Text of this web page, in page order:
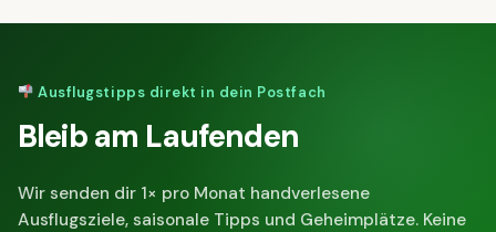
Ausflugstipps direkt in dein Postfach
Bleib am Laufenden
Wir senden dir 1× pro Monat handverlesene
Ausflugsziele, saisonale Tipps und Geheimplätze. Keine